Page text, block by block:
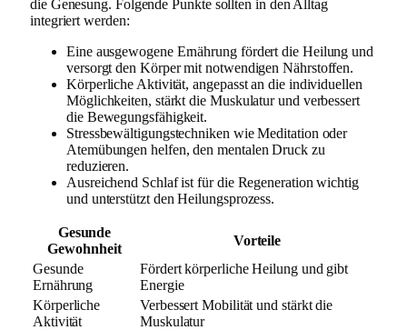
die Genesung. Folgende Punkte sollten in den Alltag
integriert werden:
Eine ausgewogene Ernährung fördert die Heilung und
versorgt den Körper mit notwendigen Nährstoffen.
Körperliche Aktivität, angepasst an die individuellen
Möglichkeiten, stärkt die Muskulatur und verbessert
die Bewegungsfähigkeit.
Stressbewältigungstechniken wie Meditation oder
Atemübungen helfen, den mentalen Druck zu
reduzieren.
Ausreichend Schlaf ist für die Regeneration wichtig
und unterstützt den Heilungsprozess.
Gesunde
Gewohnheit
Vorteile
Gesunde
Ernährung
Fördert körperliche Heilung und gibt
Energie
Körperliche
Aktivität
Verbessert Mobilität und stärkt die
Muskulatur